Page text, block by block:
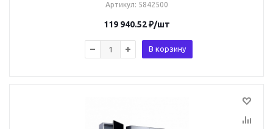
Артикул: 5842500
119 940.52₽/шт
В корзину